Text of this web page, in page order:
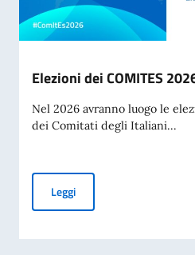
Elezioni dei COMITES
Nel 2026 avranno luogo le
dei Comitati degli Italiani...
LeggiElezioni dei COMITES 2026